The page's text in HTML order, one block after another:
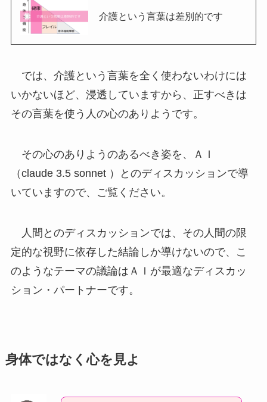
介護という言葉は差別的です
では、介護という言葉を全く使わないわけには
いかないほど、浸透していますから、正すべきは
その言葉を使う人の心のありようです。
その心のありようのあるべき姿を、ＡＩ
（claude 3.5 sonnet ）とのディスカッションで導
いていますので、ご覧ください。
人間とのディスカッションでは、その人間の限
定的な視野に依存した結論しか導けないので、こ
のようなテーマの議論はＡＩが最適なディスカッ
ション・パートナーです。
身体ではなく心を見よ